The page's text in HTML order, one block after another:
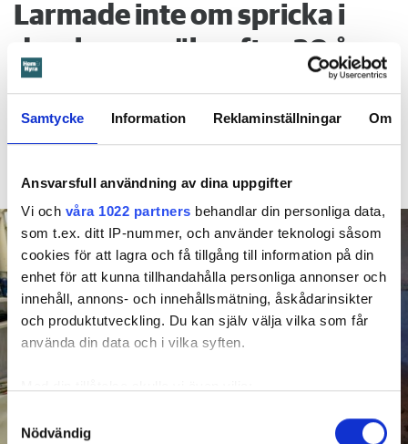
Samtycke Information Reklaminställningar Om
Ansvarsfull användning av dina uppgifter
Vi och våra 1022 partners behandlar din personliga data,
som t.ex. ditt IP-nummer, och använder teknologi såsom
cookies för att lagra och få tillgång till information på din
enhet för att kunna tillhandahålla personliga annonser och
innehåll, annons- och innehållsmätning, åskådarinsikter
och produktutveckling. Du kan själv välja vilka som får
använda din data och i vilka syften.
som kan ha en noggrannhet på upp till flera meter
Samtyckesval
Nödvändig
Larmade inte om spricka i
duschen – vräks efter 30 år
4 AUGUSTI
BÅSTAD
Hyresgästen larmade inte om en spricka i
längre tid på sig att flytta efter att domen överklagats.